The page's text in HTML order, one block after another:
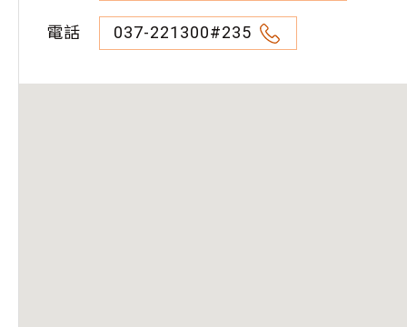
電話 037-221300#235